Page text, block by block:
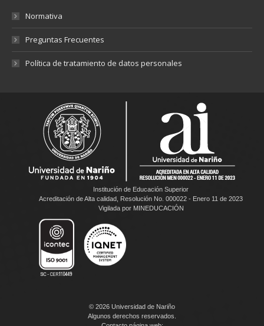
Normativa
Preguntas Frecuentes
Política de tratamiento de datos personales
Institución de Educación Superior
Acreditación de Alta calidad, Resolución No. 000022 - Enero 11 de 2023
Vigilada por MINEDUCACIÓN
© 2026 Universidad de Nariño
Algunos derechos reservados.